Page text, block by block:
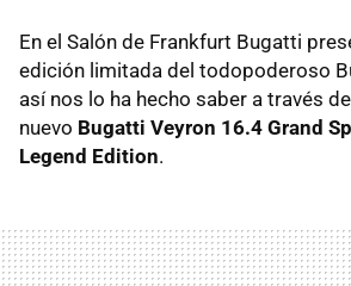
En el Salón de Frankfurt Bugatti
edición limitada del todopoderoso
así nos lo ha hecho saber a través
nuevo Bugatti Veyron 16.4 Grand
Legend Edition.